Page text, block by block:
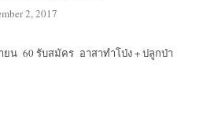
2, 2017
น 60 รับสมัคร อาสาทำโป่ง + ปลูกป่า